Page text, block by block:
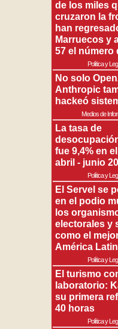
de los miles
cruzaron la
han
Marruecos y
57 el número
Política y
No solo
Anthropic
hackeó
Medios de
La tasa de
fue 9,4% en
abril - junio
Política y
El Servel se
en el podio
los
electorales y
como el
América
Política y
El turismo
laboratorio:
su primera
40 horas
Política y